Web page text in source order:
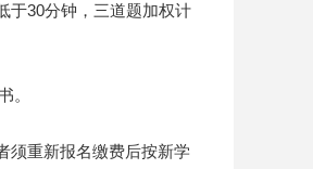
30分钟，三道题加权计
。
重新报名缴费后按新学